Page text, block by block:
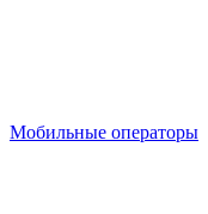
Мобильные операторы